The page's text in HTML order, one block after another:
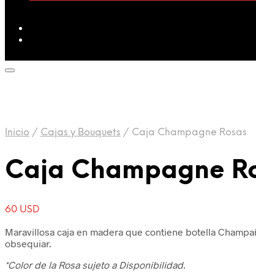
Inicio / Cajas y Bouquets / Caja Champagne Rosas
Caja Champagne
60 USD
Maravillosa caja en madera que contiene botella
obsequiar.
*Color de la Rosa sujeto a Disponibilidad.